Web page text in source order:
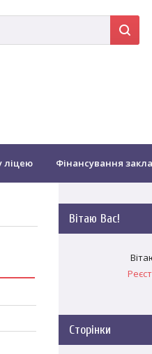
ліцею Фінансування
Оздоровлення
працівників
Вітаю Вас!
Сторінки